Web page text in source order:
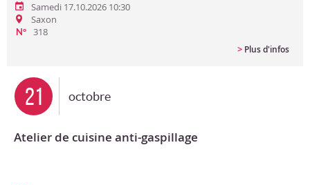
Samedi 17.10.2026 10:30
Saxon
N°
318
> Plus d'infos
21 octobre
Atelier de cuisine anti-gaspillage